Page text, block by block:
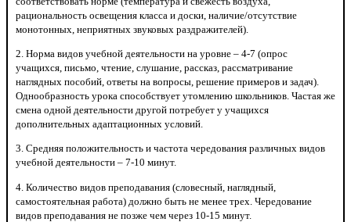
рациональность освещения класса и доски, наличие/отсутствие
монотонных, неприятных звуковых раздражителей).
2. Норма видов учебной деятельности на уровне – 4-7 (опрос
учащихся, письмо, чтение, слушание, рассказ, рассматривание
наглядных пособий, ответы на вопросы, решение примеров и задач).
Однообразность урока способствует утомлению школьников. Частая же
смена одной деятельности другой потребует у учащихся
дополнительных адаптационных условий.
3. Средняя положительность и частота чередования различных видов
учебной деятельности – 7-10 минут.
4. Количество видов преподавания (словесный, наглядный,
самостоятельная работа) должно быть не менее трех. Чередование
видов преподавания не позже чем через 10-15 минут.